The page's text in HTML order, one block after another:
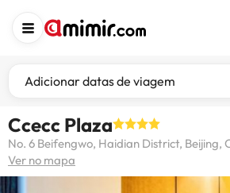
Adicionar datas de viagem
Ccecc Plaza
No. 6 Beifengwo, Haidian District, Beijing,
Ver no mapa